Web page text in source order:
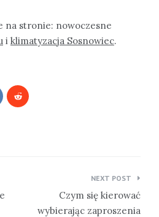
na stronie: nowoczesne
i klimatyzacja Sosnowiec.
NEXT POST
Czym się kierować
wybierając zaproszenia